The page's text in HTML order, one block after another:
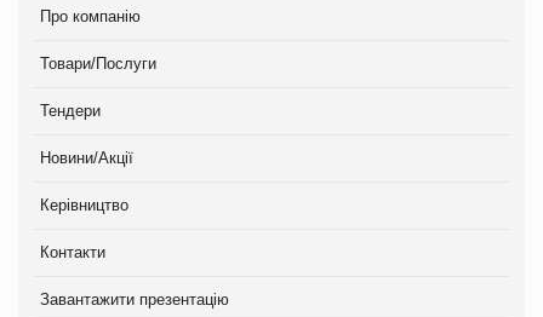
Про компанію
Товари/Послуги
Тендери
Новини/Акції
Керівництво
Контакти
Завантажити презентацію